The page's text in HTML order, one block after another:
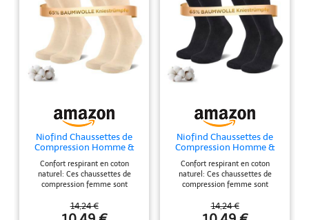
Niofind Chaussettes de
Compression Homme &
Coton
Confort respirant en coton
naturel: Ces chaussettes de
compression femme sont
respirant, certifié OEKO-TEX
STANDARD 100. Douces,
14,24 €
Niofind Chaussettes de
Compression Homme &
Coton
Confort respirant en coton
naturel: Ces chaussettes de
compression femme sont
respirant, certifié OEKO-TEX
STANDARD 100. Douces,
14,24 €